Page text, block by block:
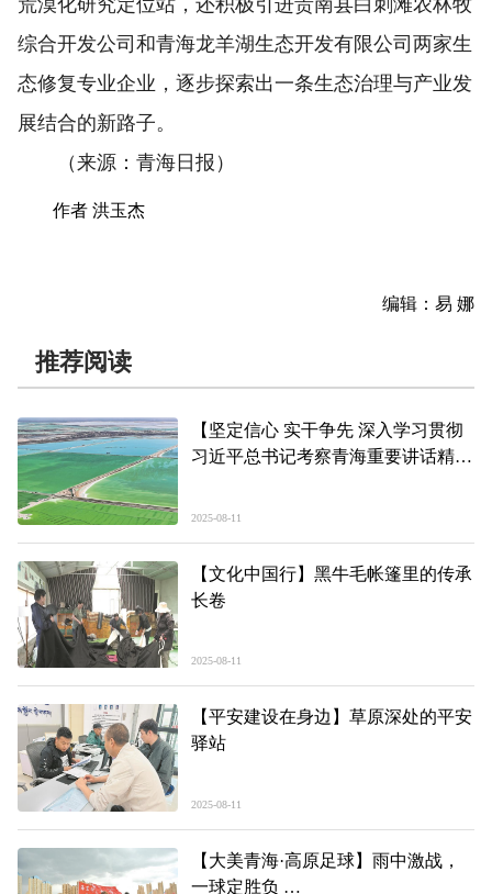
荒漠化研究定位站，还积极引进贵南县白刺滩农林牧
综合开发公司和青海龙羊湖生态开发有限公司两家生
态修复专业企业，逐步探索出一条生态治理与产业发
展结合的新路子。
（来源：青海日报）
作者 洪玉杰
编辑：易 娜
推荐阅读
【坚定信心 实干争先 深入学习贯彻
习近平总书记考察青海重要讲话精
——“两山”理念青海实践系列报道之
二
2025-08-11
【文化中国行】黑牛毛帐篷里的传承
长卷
2025-08-11
【平安建设在身边】草原深处的平安
驿站
2025-08-11
【大美青海·高原足球】雨中激战，
一球定胜负